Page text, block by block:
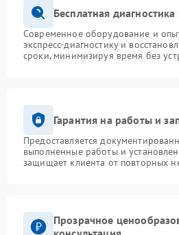
Бесплатная
Современное оборудование и
экспресс-диагностику и
сроки, минимизируя время без
Гарантия на работы и
Предоставляется
выполненные работы и
защищает клиента от повторных
Прозрачное